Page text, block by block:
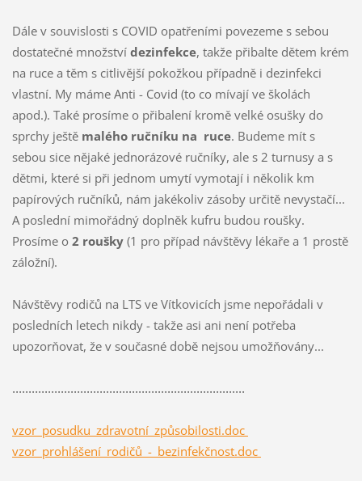
Dále v souvislosti s COVID opatřeními povezeme s sebou
dostatečné množství dezinfekce, takže přibalte dětem krém
na ruce a těm s citlivější pokožkou případně i dezinfekci
vlastní. My máme Anti - Covid (to co mívají ve školách
apod.). Také prosíme o přibalení kromě velké osušky do
sprchy ještě malého ručníku na ruce. Budeme mít s
sebou sice nějaké jednorázové ručníky, ale s 2 turnusy a s
dětmi, které si při jednom umytí vymotají i několik km
papírových ručníků, nám jakékoliv zásoby určitě nevystačí...
A poslední mimořádný doplněk kufru budou roušky.
Prosíme o 2 roušky (1 pro případ návštěvy lékaře a 1 prostě
záložní).
Návštěvy rodičů na LTS ve Vítkovicích jsme nepořádali v
posledních letech nikdy - takže asi ani není potřeba
upozorňovat, že v současné době nejsou umožňovány...
........................................................................
vzor_posudku_zdravotní_způsobilosti.doc
vzor_prohlášení_rodičů_-_bezinfekčnost.doc